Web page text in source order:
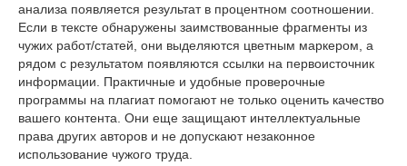
анализа появляется результат в процентном соотношении.
Если в тексте обнаружены заимствованные фрагменты из
чужих работ/статей, они выделяются цветным маркером, а
рядом с результатом появляются ссылки на первоисточник
информации. Практичные и удобные проверочные
программы на плагиат помогают не только оценить качество
вашего контента. Они еще защищают интеллектуальные
права других авторов и не допускают незаконное
использование чужого труда.